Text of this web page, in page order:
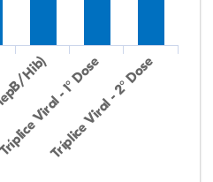
Hib)
Viral - 1° Dose
Tríplice Viral - 2° Dose